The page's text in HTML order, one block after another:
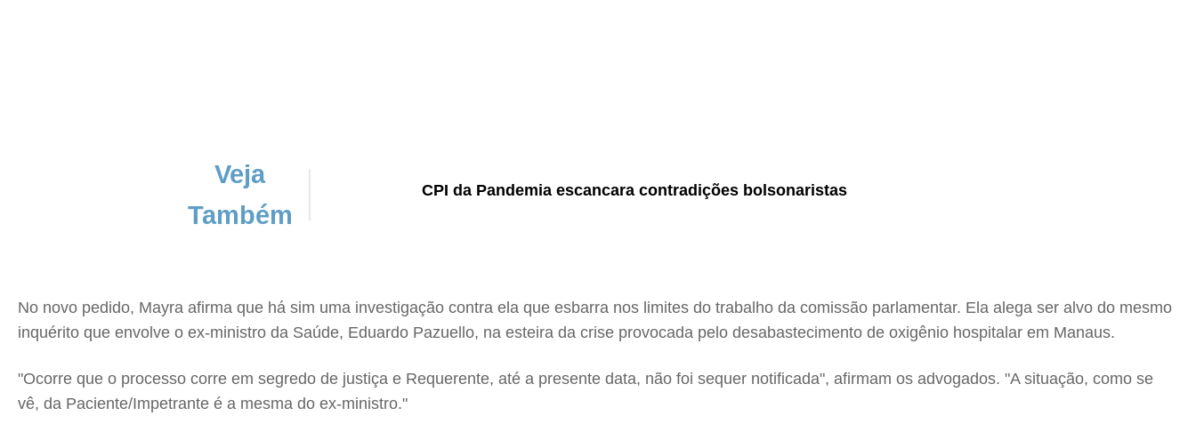
Veja
Também
CPI da Pandemia escancara contradições bolsonaristas
No novo pedido, Mayra afirma que há sim uma investigação contra ela que esbarra nos limites do trabalho da comissão parlamentar. Ela alega ser alvo do mesmo
inquérito que envolve o ex-ministro da Saúde, Eduardo Pazuello, na esteira da crise provocada pelo desabastecimento de oxigênio hospitalar em Manaus.
"Ocorre que o processo corre em segredo de justiça e Requerente, até a presente data, não foi sequer notificada", afirmam os advogados. "A situação, como se
vê, da Paciente/Impetrante é a mesma do ex-ministro."